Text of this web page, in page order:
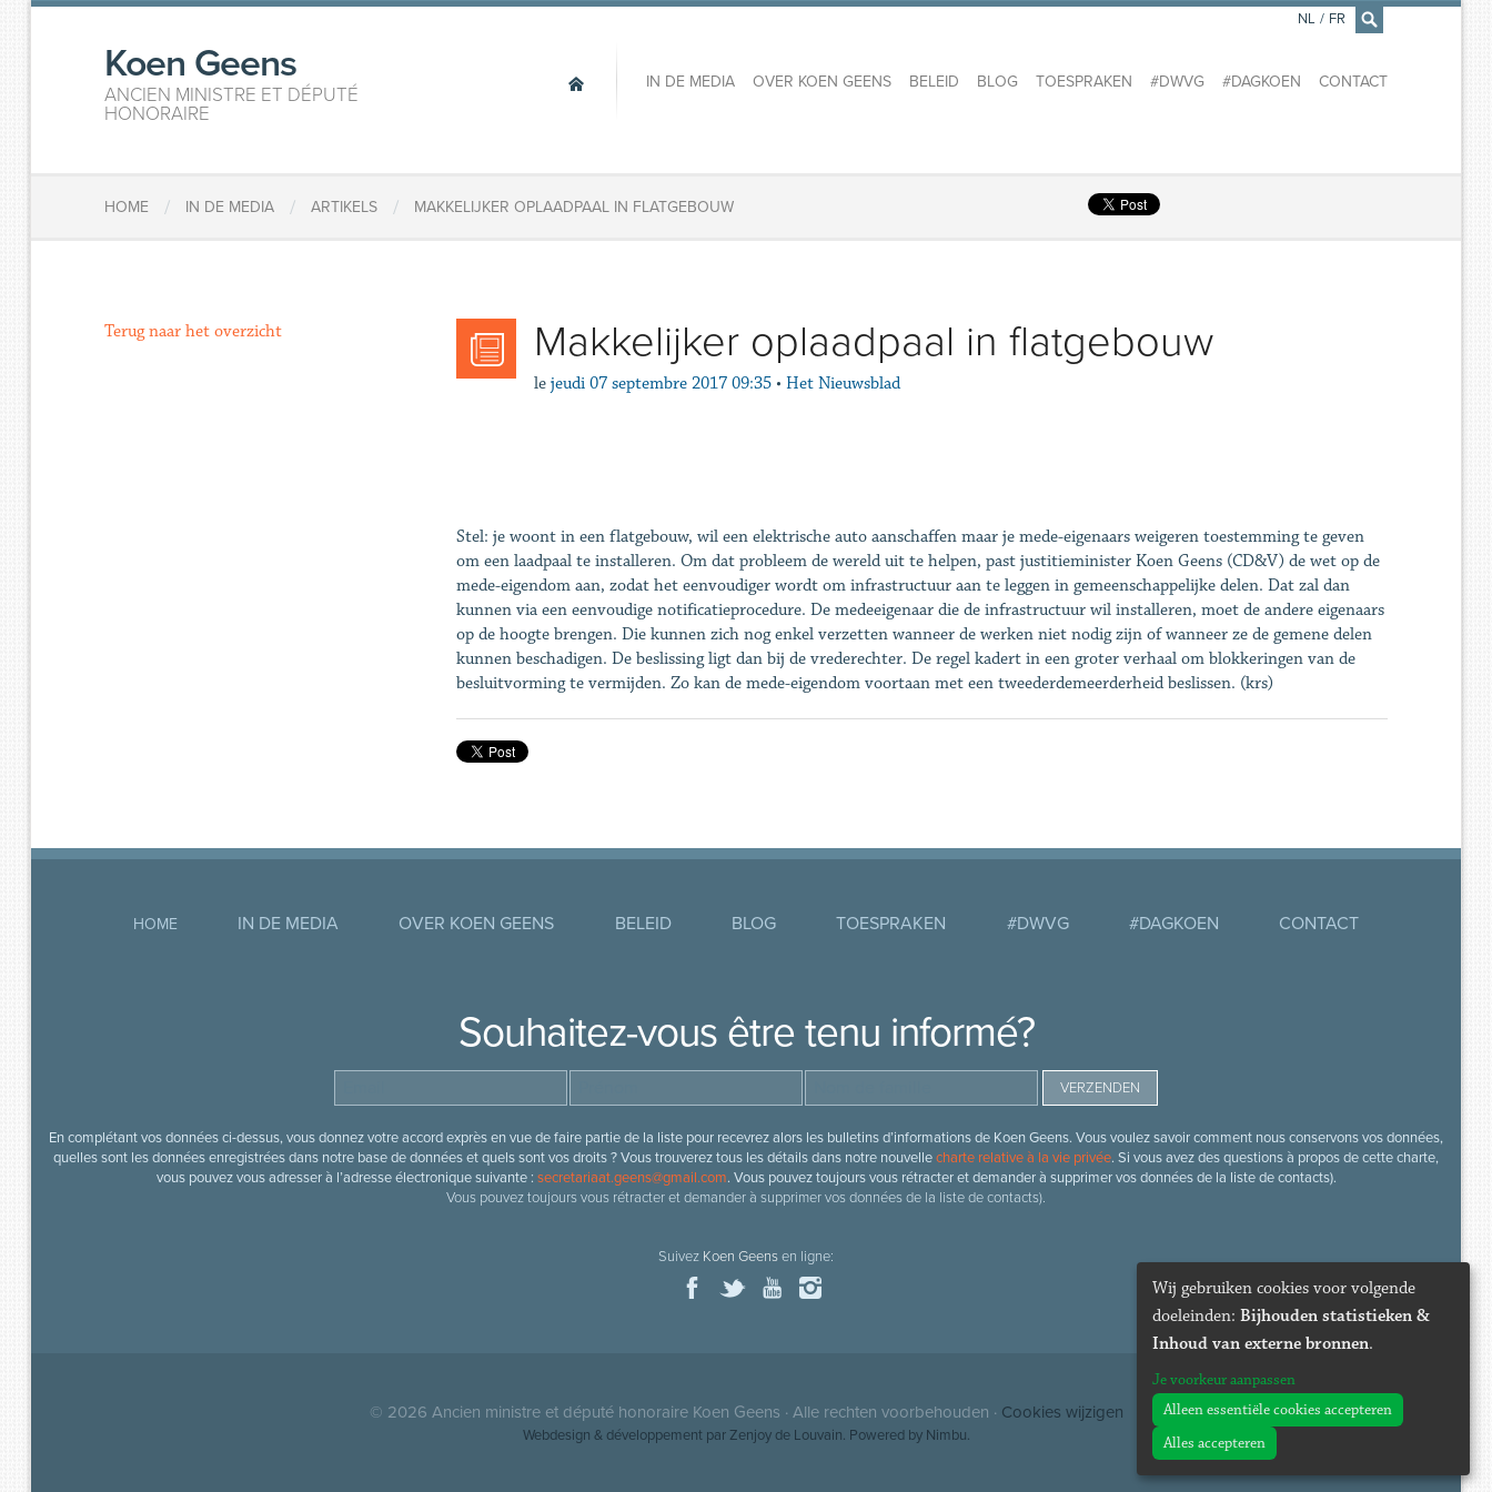
×
Koen Geens
ANCIEN MINISTRE ET DÉPUTÉ
HONORAIRE
IN DE MEDIA OVER KOEN GEENS BELEID BLOG TOESPRAKEN #DWVG #DAGKOEN CONTACT
NL / FR
HOME / IN DE MEDIA / ARTIKELS / MAKKELIJKER OPLAADPAAL IN FLATGEBOUW
Makkelijker oplaadpaal in flatgebouw
le jeudi 07 septembre 2017 09:35 • Het Nieuwsblad
Stel: je woont in een flatgebouw, wil een elektrische auto aanschaffen maar je mede-eigenaars weigeren toestemming te geven
om een laadpaal te installeren. Om dat probleem de wereld uit te helpen, past justitieminister Koen Geens (CD&V) de wet op de
mede-eigendom aan, zodat het eenvoudiger wordt om ­infrastructuur aan te leggen in gemeenschappelijke delen. Dat zal dan
kunnen via een eenvoudige notificatieprocedure. De mede­eigenaar die de infrastructuur wil installeren, moet de andere eigenaars
op de hoogte brengen. Die kunnen zich nog enkel verzetten wanneer de werken niet nodig zijn of wanneer ze de gemene ­delen
kunnen beschadigen. De beslissing ligt dan bij de vrederechter. De regel kadert in een groter verhaal om blokkeringen van de
besluitvorming te vermijden. Zo kan de mede-eigendom voortaan met een tweederdemeerderheid beslissen. (krs)
Terug naar het overzicht
HOME IN DE MEDIA OVER KOEN GEENS BELEID BLOG TOESPRAKEN #DWVG #DAGKOEN CONTACT
Souhaitez-vous être tenu informé?
En complétant vos données ci-dessus, vous donnez votre accord exprès en vue de faire partie de la liste pour recevrez alors les bulletins d’informations de Koen Geens. Vous voulez savoir comment nous conservons vos données,
quelles sont les données enregistrées dans notre base de données et quels sont vos droits ? Vous trouverez tous les détails dans notre nouvellecharte relative à la vie privée. Si vous avez des questions à propos de cette charte,
vous pouvez vous adresser à l’adresse électronique suivante : secretariaat.geens@gmail.com. Vous pouvez toujours vous rétracter et demander à supprimer vos données de la liste de contacts).
Vous pouvez toujours vous rétracter et demander à supprimer vos données de la liste de contacts).
Suivez Koen Geensen ligne:
© 2026 Ancien ministre et député honoraire Koen Geens · Alle rechten voorbehouden · Cookies wijzigen
Webdesign & développement par Zenjoy de Louvain. Powered by Nimbu.
Wij gebruiken cookies voor volgende
doeleinden: Bijhouden statistieken &
Inhoud van externe bronnen.
Je voorkeur aanpassen
Alleen essentiële cookies accepteren
Alles accepteren